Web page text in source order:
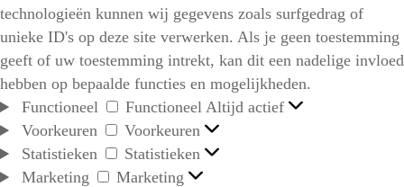
technologieën kunnen wij gegevens zoals surfgedrag of
unieke ID's op deze site verwerken. Als je geen toestemming
geeft of uw toestemming intrekt, kan dit een nadelige invloed
hebben op bepaalde functies en mogelijkheden.
Functioneel
Functioneel Altijd actief
Voorkeuren
Voorkeuren
Statistieken
Statistieken
Marketing
Marketing